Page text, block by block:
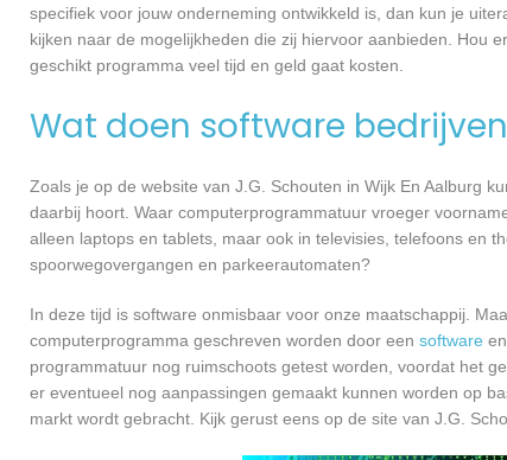
specifiek voor jouw onderneming ontwikkeld is, dan kun je
kijken naar de mogelijkheden die zij hiervoor aanbieden. Hou
geschikt programma veel tijd en geld gaat kosten.
Wat doen software
Zoals je op de website van J.G. Schouten in Wijk En Aalburg
daarbij hoort. Waar computerprogrammatuur vroeger
alleen laptops en tablets, maar ook in televisies, telefoons en
spoorwegovergangen en parkeerautomaten?
In deze tijd is software onmisbaar voor onze maatschappij.
computerprogramma geschreven worden door een software
programmatuur nog ruimschoots getest worden, voordat het
er eventueel nog aanpassingen gemaakt kunnen worden op
markt wordt gebracht. Kijk gerust eens op de site van J.G.